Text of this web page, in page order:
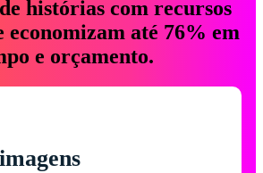
histórias com recursos
economizam até 76% em
e orçamento.